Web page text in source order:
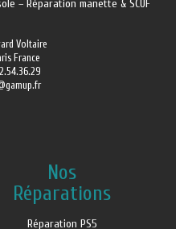
– Réparation manette & SCUF
Voltaire
France
Nos
Réparations
Réparation PS5